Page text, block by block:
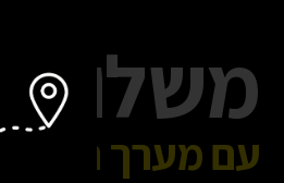
משלוח
עם מערך